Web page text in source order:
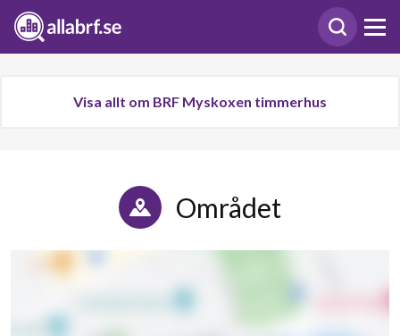
Visa allt om BRF Myskoxen timmerhus
Området